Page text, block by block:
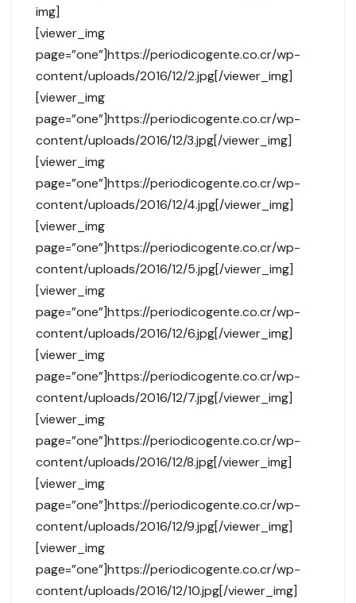
img]
[viewer_img
page=”one”]https://periodicogente.co.cr/wp-
content/uploads/2016/12/2.jpg[/viewer_img]
[viewer_img
page=”one”]https://periodicogente.co.cr/wp-
content/uploads/2016/12/3.jpg[/viewer_img]
[viewer_img
page=”one”]https://periodicogente.co.cr/wp-
content/uploads/2016/12/4.jpg[/viewer_img]
[viewer_img
page=”one”]https://periodicogente.co.cr/wp-
content/uploads/2016/12/5.jpg[/viewer_img]
[viewer_img
page=”one”]https://periodicogente.co.cr/wp-
content/uploads/2016/12/6.jpg[/viewer_img]
[viewer_img
page=”one”]https://periodicogente.co.cr/wp-
content/uploads/2016/12/7.jpg[/viewer_img]
[viewer_img
page=”one”]https://periodicogente.co.cr/wp-
content/uploads/2016/12/8.jpg[/viewer_img]
[viewer_img
page=”one”]https://periodicogente.co.cr/wp-
content/uploads/2016/12/9.jpg[/viewer_img]
[viewer_img
page=”one”]https://periodicogente.co.cr/wp-
content/uploads/2016/12/10.jpg[/viewer_img]